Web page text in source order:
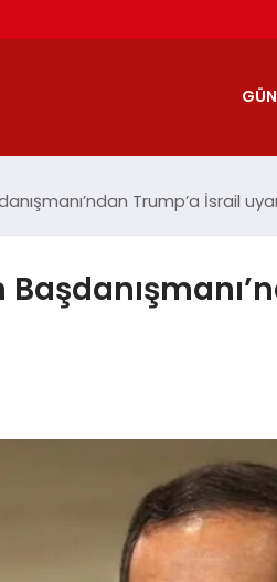
Trump’a İsrail